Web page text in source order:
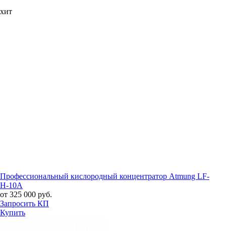
хит
Профессиональный кислородный концентратор Atmung LF-
H-10A
от 325 000 руб.
Запросить КП
Купить